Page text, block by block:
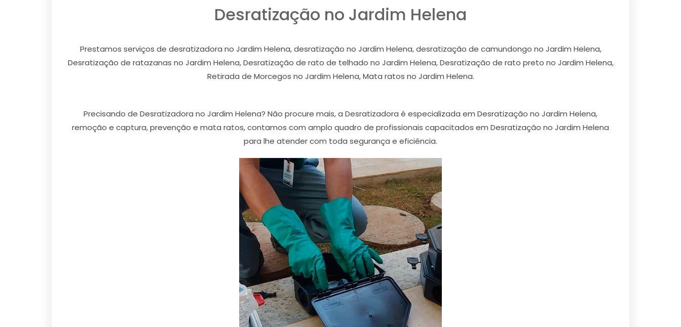
Desratização no Jardim Helena
Prestamos serviços de desratizadora no Jardim Helena, desratização no Jardim Helena, desratização de camundongo no Jardim Helena,
Desratização de ratazanas no Jardim Helena, Desratização de rato de telhado no Jardim Helena, Desratização de rato preto no Jardim Helena,
Retirada de Morcegos no Jardim Helena, Mata ratos no Jardim Helena.
Precisando de Desratizadora no Jardim Helena? Não procure mais, a Desratizadora é especializada em Desratização no Jardim Helena,
remoção e captura, prevenção e mata ratos, contamos com amplo quadro de profissionais capacitados em Desratização no Jardim Helena
para lhe atender com toda segurança e eficiência.